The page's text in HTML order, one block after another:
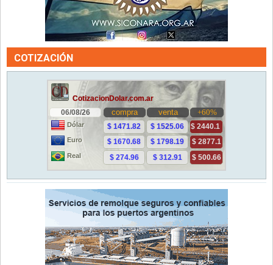
COTIZACIÓN